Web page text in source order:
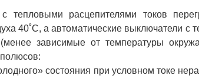
тепловыми расцепителями токов
40˚С, а автоматические выключатели с
зависимые от температуры
состояния при условном токе